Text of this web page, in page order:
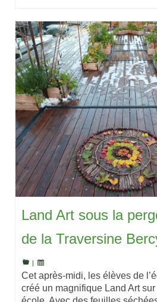
Land Art sous la
de la Traversine
|
Cet après-midi, les élèves de
créé un magnifique Land Art